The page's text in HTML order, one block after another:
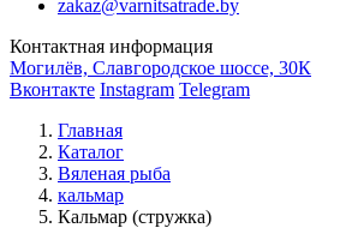
zakaz@varnitsatrade.by
Контактная информация
Могилёв, Славгородское шоссе, 30К
Вконтакте Instagram Telegram
Главная
Каталог
Вяленая рыба
кальмар
Кальмар (стружка)